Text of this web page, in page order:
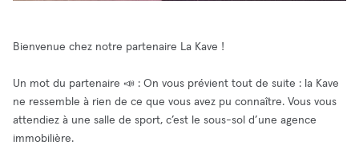
Bienvenue chez notre partenaire La Kave !
Un mot du partenaire 📣 : On vous prévient tout de suite : la Kave
ne ressemble à rien de ce que vous avez pu connaître. Vous vous
attendiez à une salle de sport, c’est le sous-sol d’une agence
immobilière.